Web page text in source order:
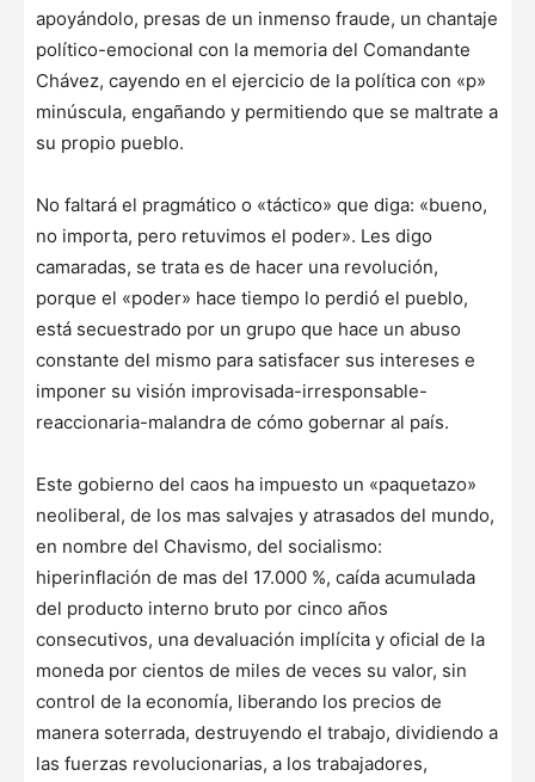
apoyándolo, presas de un inmenso fraude, un chantaje
político-emocional con la memoria del Comandante
Chávez, cayendo en el ejercicio de la política con «p»
minúscula, engañando y permitiendo que se maltrate a
su propio pueblo.
No faltará el pragmático o «táctico» que diga: «bueno,
no importa, pero retuvimos el poder». Les digo
camaradas, se trata es de hacer una revolución,
porque el «poder» hace tiempo lo perdió el pueblo,
está secuestrado por un grupo que hace un abuso
constante del mismo para satisfacer sus intereses e
imponer su visión improvisada-irresponsable-
reaccionaria-malandra de cómo gobernar al país.
Este gobierno del caos ha impuesto un «paquetazo»
neoliberal, de los mas salvajes y atrasados del mundo,
en nombre del Chavismo, del socialismo:
hiperinflación de mas del 17.000 %, caída acumulada
del producto interno bruto por cinco años
consecutivos, una devaluación implícita y oficial de la
moneda por cientos de miles de veces su valor, sin
control de la economía, liberando los precios de
manera soterrada, destruyendo el trabajo, dividiendo a
las fuerzas revolucionarias, a los trabajadores,